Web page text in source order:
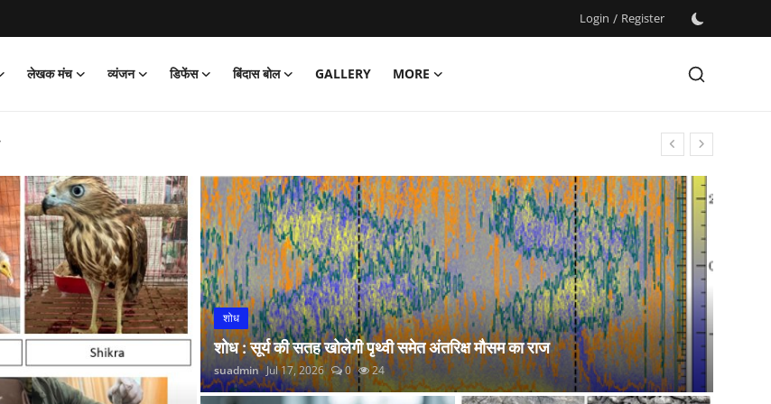
Login / Register
लेखक मंच व्यंजन डिफेंस बिंदास बोल GALLERY
MORE
कुमार हारे!
2026 का आयोजन
की शुरुआत की
झड़ी
शोध
शोध : सूर्य की सतह खोलेगी पृथ्वी समेत अंतरिक्ष मौसम का राज
suadmin Jul 17, 2026 0 24